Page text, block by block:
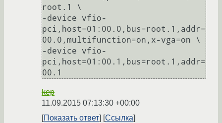
root.1 \
-device vfio-
pci,host=01:00.0,bus=root.1,addr=
00.0,multifunction=on,x-vga=on \
-device vfio-
pci,host=01:00.1,bus=root.1,addr=
kep
11.09.2015 07:13:30 +00:00
Показать ответ
Ссылка